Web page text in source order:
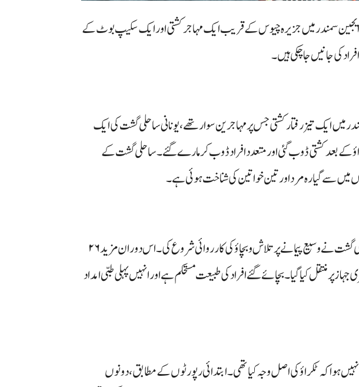
ایجین سمندر میں جزیرہ چیوس کے قریب ایک مہاجر کشتی اور ایک سکیپ بوٹ کے
کی جانیں جا چکی ہیں۔
میں ایک تیز رفتار کشتی جس پر مہاجرین سوار تھے، یونانی ساحلی گشت کی ایک
کے بعد کشتی ڈوب گئی اور متعدد افراد ڈوب کر مارے گئے۔ ساحلی گشت کے
میں سے گیارہ مرد اور تین خواتین کی شناخت ہوئی ہے۔
حادثے کے فوراً بعد یونانی بحریہ اور ساحلی گشت نے وسیع پیمانے پر تلاش و بچاؤ کی کارروائی شروع کی۔ اس دوران مزید ۲۶
جہاز پر منتقل کیا گیا۔ بچائے گئے افراد کی طبیعت مستحکم ہے اور انہیں پہلی طبی امداد
ہوا کہ ٹکراؤ کی اصل وجہ کیا تھی۔ ابتدائی رپورٹوں کے مطابق، دونوں